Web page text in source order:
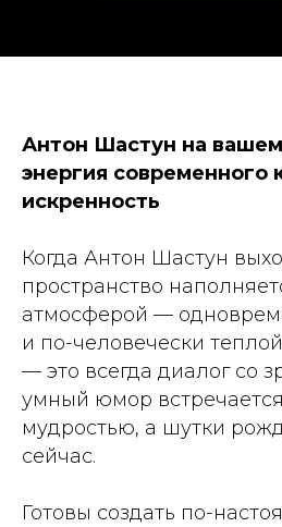
Антон Шастун на
энергия современного
искренность
Когда Антон Шастун
пространство
атмосферой —
и по-человечески
— это всегда диалог со
умный юмор
мудростью, а шутки
сейчас.
Готовы создать по-